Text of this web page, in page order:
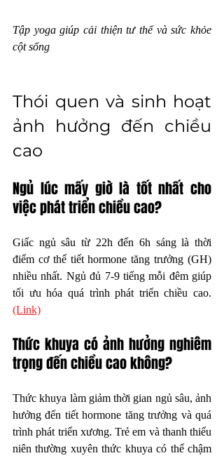
Tập yoga giúp cải thiện tư thế và sức khỏe
cột sống
Thói quen và sinh hoạt
ảnh hưởng đến chiều
cao
Ngủ lúc mấy giờ là tốt nhất cho
việc phát triển chiều cao?
Giấc ngủ sâu từ 22h đến 6h sáng là thời
điểm cơ thể tiết hormone tăng trưởng (GH)
nhiều nhất. Ngủ đủ 7-9 tiếng mỗi đêm giúp
(Link)
Thức khuya có ảnh hưởng nghiêm
trọng đến chiều cao không?
Thức khuya làm giảm thời gian ngủ sâu, ảnh
hưởng đến tiết hormone tăng trưởng và quá
trình phát triển xương. Trẻ em và thanh thiếu
niên thường xuyên thức khuya có thể chậm